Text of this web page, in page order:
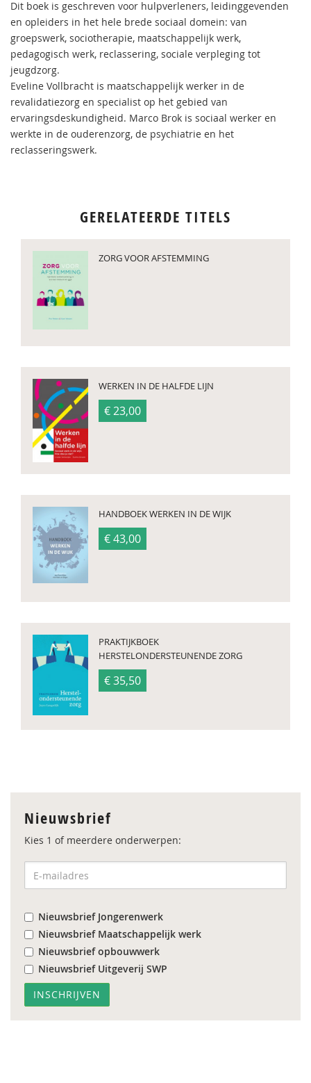
Dit boek is geschreven voor hulpverleners, leidinggevenden
en opleiders in het hele brede sociaal domein: van
groepswerk, sociotherapie, maatschappelijk werk,
pedagogisch werk, reclassering, sociale verpleging tot
jeugdzorg.
Eveline Vollbracht is maatschappelijk werker in de
revalidatiezorg en specialist op het gebied van
ervaringsdeskundigheid. Marco Brok is sociaal werker en
werkte in de ouderenzorg, de psychiatrie en het
reclasseringswerk.
GERELATEERDE TITELS
ZORG VOOR AFSTEMMING
WERKEN IN DE HALFDE LIJN
€ 23,00
HANDBOEK WERKEN IN DE WIJK
€ 43,00
PRAKTIJKBOEK
HERSTELONDERSTEUNENDE ZORG
€ 35,50
Nieuwsbrief
Kies 1 of meerdere onderwerpen:
Nieuwsbrief Jongerenwerk
Nieuwsbrief Maatschappelijk werk
Nieuwsbrief opbouwwerk
Nieuwsbrief Uitgeverij SWP